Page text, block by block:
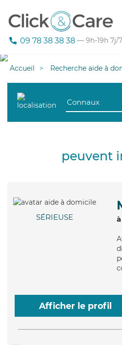
09 78 38 38 38 — 9h-19h 7j/7
Accueil Recherche aide à
peuvent
SÉRIEUSE
Afficher le profil